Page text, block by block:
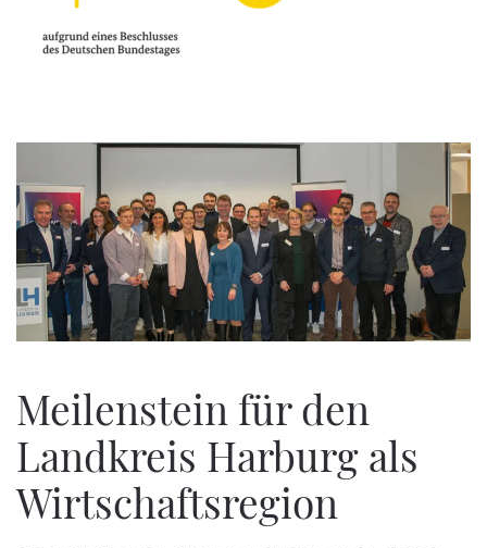
Meilenstein für den
Landkreis Harburg als
Wirtschaftsregion